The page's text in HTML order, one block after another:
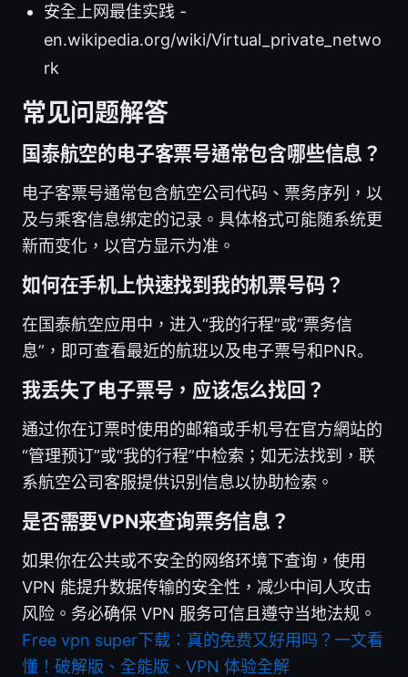
安全上网最佳实践 -
en.wikipedia.org/wiki/Virtual_private_netwo
rk
常见问题解答
国泰航空的电子客票号通常包含哪些信息？
电子客票号通常包含航空公司代码、票务序列，以
及与乘客信息绑定的记录。具体格式可能随系统更
新而变化，以官方显示为准。
如何在手机上快速找到我的机票号码？
在国泰航空应用中，进入“我的行程”或“票务信
息”，即可查看最近的航班以及电子票号和PNR。
我丢失了电子票号，应该怎么找回？
通过你在订票时使用的邮箱或手机号在官方網站的
“管理预订”或“我的行程”中检索；如无法找到，联
系航空公司客服提供识别信息以协助检索。
是否需要VPN来查询票务信息？
如果你在公共或不安全的网络环境下查询，使用
VPN 能提升数据传输的安全性，减少中间人攻击
风险。务必确保 VPN 服务可信且遵守当地法规。
Free vpn super下载：真的免费又好用吗？一文看
懂！破解版、全能版、VPN 体验全解